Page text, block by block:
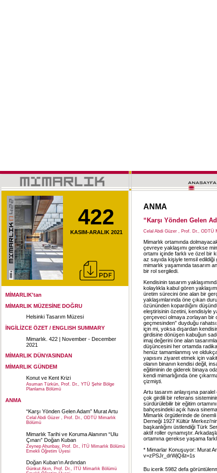
422
KASIM-ARALIK 2021
MİMARLIK'tan
MİMARLIK MÜZESİNE DOĞRU
Helsinki Tasarım Müzesi
İNGİLİZCE ÖZET / ENGLISH SUMMARY
Mimarlık. 422 | November - December
2021
MİMARLIK DÜNYASINDAN
MİMARLIK GÜNDEM
Konut ve Kent Krizi
Asuman Türkün, Prof. Dr., YTÜ Şehir Bölge
Planlama Bölümü
ANMA
“Karşı Yönden Gelen Adam” Murat Artu
Celal Abdi Güzer , Prof. Dr., ODTÜ Mimarlık
Bölümü
Mimarlık Tarihi ve Koruma Alanının “Ulu
Çınarı” Doğan Kuban
Zeynep Ahunbay, Prof. Dr., İTÜ Mimarlık Bölümü
Emekli Öğretim Üyesi
Doğan Kuban’ın Ardından
Günkut Akın, Prof. Dr., İTÜ Mimarlık Bölümü
ANMA
“Karşı Yönden Gelen
Celal Abdi Güzer , Prof. Dr., ODTÜ
Mimarlık ortamında
çevreye yaklaşımı gerekse
ortamı içinde farklı ve özel bir
az sayıda kişiyle temsil edildiği
mimarlık yaşamında tasarım
bir rol sergiledi.
Kendisinin tasarım
kolaylıkla kabul gören
üretim sürecini öne alan bir
yaklaşımlarında öne çıkan
özününden kopardığını
eleştirisinin özetini, kendisiyle
çerçeveci olmaya zorlayan bir
geçmesinden” duyduğu
için mi, yoksa dışardan
girdisine dönüşen kabuğun
imaj değerini öne alan
düşüncesini her ortamda
henüz tamamlanmış ve
yapısını ziyaret etmek için
olanın binanın kendisi değil,
eğitiminin de giderek binaya
kendi mimarlığında öne
çizmişti.
Artu tasarım anlayışına
çok girdili bir referans
sürdürülebilir bir eğitim
bahçesindeki açık hava
Mimarlık örgütlerinde de
Derneği 1927 Kültür
başkanlığını üstlendiği Türk
aktif roller oynamıştır.
ortamına gerekse yaşama
* Mimarlar Konuşuyor: Murat
v=zPSJr_drWjQ&t=1s
Bu icerik 5982 defa